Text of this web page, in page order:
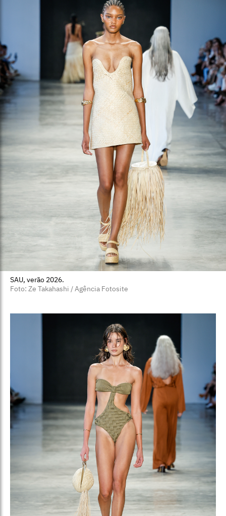
SAU, verão 2026.
Foto: Ze Takahashi / Agência Fotosite